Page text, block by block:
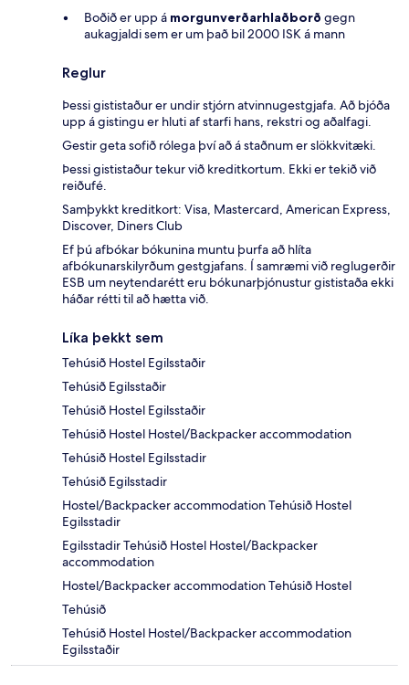
Boðið er upp á morgunverðarhlaðborð gegn
aukagjaldi sem er um það bil 2000 ISK á mann
Reglur
Þessi gististaður er undir stjórn atvinnugestgjafa. Að bjóða
upp á gistingu er hluti af starfi hans, rekstri og aðalfagi.
Gestir geta sofið rólega því að á staðnum er slökkvitæki.
Þessi gististaður tekur við kreditkortum. Ekki er tekið við
reiðufé.
Samþykkt kreditkort: Visa, Mastercard, American Express,
Discover, Diners Club
Ef þú afbókar bókunina muntu þurfa að hlíta
afbókunarskilyrðum gestgjafans. Í samræmi við reglugerðir
ESB um neytendarétt eru bókunarþjónustur gististaða ekki
háðar rétti til að hætta við.
Líka þekkt sem
Tehúsið Hostel Egilsstaðir
Tehúsið Egilsstaðir
Tehúsið Hostel Egilsstaðir
Tehúsið Hostel Hostel/Backpacker accommodation
Tehúsið Hostel Egilsstadir
Tehúsið Egilsstadir
Hostel/Backpacker accommodation Tehúsið Hostel
Egilsstadir
Egilsstadir Tehúsið Hostel Hostel/Backpacker
accommodation
Hostel/Backpacker accommodation Tehúsið Hostel
Tehúsið
Tehúsið Hostel Hostel/Backpacker accommodation
Egilsstaðir